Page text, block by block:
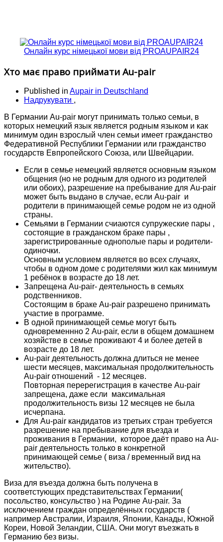
Онлайн курс німецької мови від PROAUPAIR24
Хто має право приймати Au-pair
Published in Aupair in Deutschland
Надрукувати ,
В Германии Au-pair могут принимать только семьи, в
которых немецкий язык является родным языком и как
минимум один взрослый член семьи имеет гражданство
Федеративной Республики Германии или гражданство
государств Евпропейского Союза, или Швейцарии.
Если в семье немецкий является основным языком
общения (но не родным для одного из родителей
или обоих), разрешение на пребывание для Au-pair
может быть выдано в случае, если Au-pair и
родители в принимающей семье родом не из одной
страны.
Семьями в Германии счиаются супружеские пары ,
состоящие в гражданском браке пары ,
зарегистрированные однополые пары и родители-
одиночки.
Основным условием является во всех случаях,
чтобы в одном доме с родителями жил как минимум
1 ребёнок в возрасте до 18 лет.
Запрещена Au-pair- деятельность в семьях
родственников.
Состоящим в браке Au-pair разрешено принимать
участие в программе.
В одной принимающей семье могут быть
одновременнно 2 Au-pair, если в общем домашнем
хозяйстве в семье проживают 4 и более детей в
возрасте до 18 лет.
Au-pair деятельность должна длиться не менее
шести месяцев, максимальная продолжительность
Au-pair отношений - 12 месяцев.
Повторная перерегистрация в качестве Au-pair
запрещена, даже если максимальная
продолжительность визы 12 месяцев не была
исчерпана.
Для Au-pair кандидатов из третьих стран требуется
разрешение на пребывание для въезда и
проживания в Германии, которое даёт право на Au-
pair деятельность только в конкретной
принимающей семье ( виза / временный вид на
жительство).
Виза для въезда должна быть получена в
соответстующих представительствах Германии(
посольство, консульство ) на Родине Au-pair. За
исключением граждан определённых государств (
например Австралии, Израиля, Японии, Канады, Южной
Кореи, Новой Зеландии, США. Они могут въезжать в
Германию без визы.